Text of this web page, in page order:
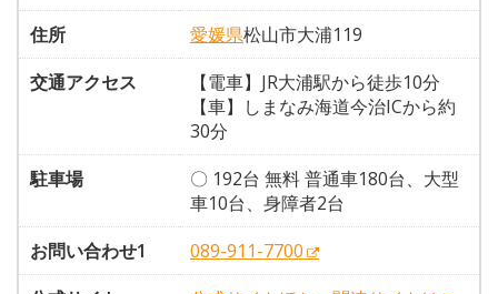
住所
愛媛県松山市大浦119
交通アクセス
【電車】JR大浦駅から徒歩10分
【車】しまなみ海道今治ICから約
30分
駐車場
〇 192台 無料 普通車180台、大型
車10台、身障者2台
お問い合わせ1
089-911-7700